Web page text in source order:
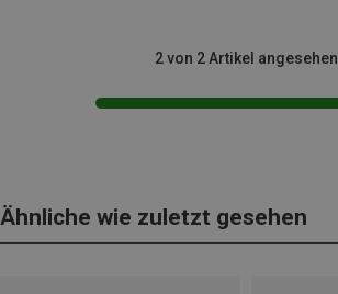
2 von 2 Artikel angesehen
Ähnliche wie zuletzt gesehen